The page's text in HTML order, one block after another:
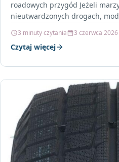
roadowych przygód Jeżeli
nieutwardzonych drogach,
3 minuty czytania 3 czerwca 2026
Czytaj więcej